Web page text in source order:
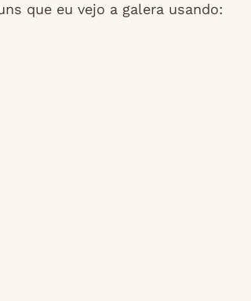
que eu vejo a galera usando: